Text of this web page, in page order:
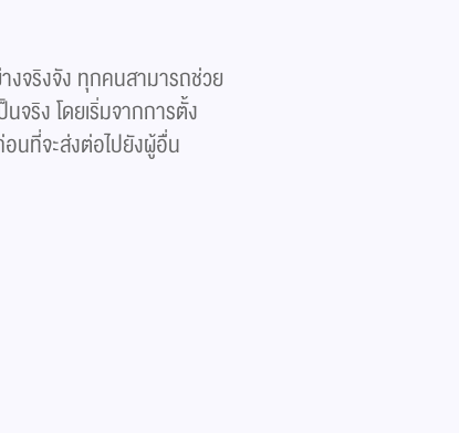
จริงจัง ทุกคนสามารถช่วย
จริง โดยเริ่มจากการตั้ง
นที่จะส่งต่อไปยังผู้อื่น